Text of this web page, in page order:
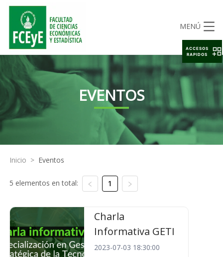
MENÚ
EVENTOS
Inicio > Eventos
5 elementos en total: 1
Charla
Informativa GETI
2023-07-03 18:30:00
ACCESOS
RAPIDOS